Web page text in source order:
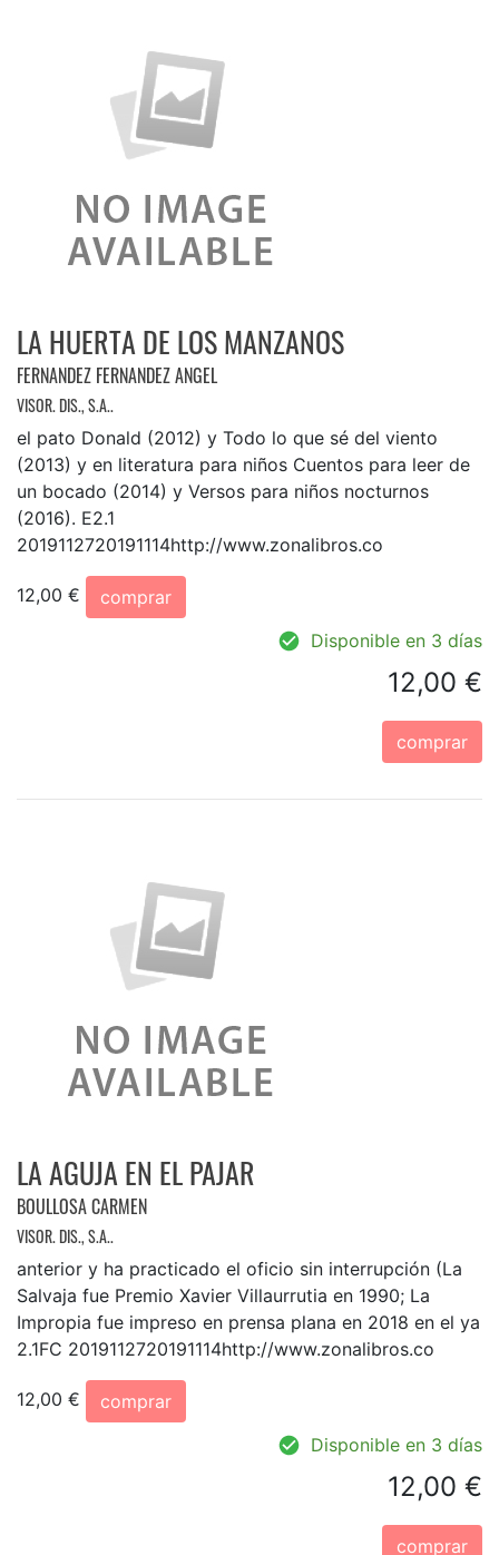
LA HUERTA DE LOS MANZANOS
FERNANDEZ FERNANDEZ ANGEL
VISOR. DIS., S.A..
el pato Donald (2012) y Todo lo que sé del viento
(2013) y en literatura para niños Cuentos para leer de
un bocado (2014) y Versos para niños nocturnos
(2016). E2.1
2019112720191114http://www.zonalibros.co
12,00 €
comprar
Disponible en 3 días
12,00 €
comprar
LA AGUJA EN EL PAJAR
BOULLOSA CARMEN
VISOR. DIS., S.A..
anterior y ha practicado el oficio sin interrupción (La
Salvaja fue Premio Xavier Villaurrutia en 1990; La
Impropia fue impreso en prensa plana en 2018 en el ya
2.1FC 2019112720191114http://www.zonalibros.co
12,00 €
comprar
Disponible en 3 días
12,00 €
comprar